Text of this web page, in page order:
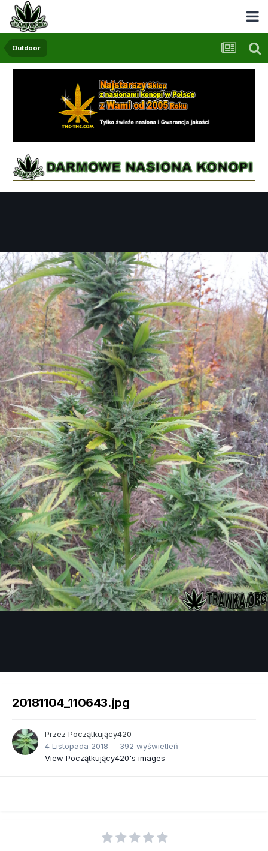
Outdoor
20181104_110643.jpg
Przez Początkujący420
4 Listopada 2018
392 wyświetleń
View Początkujący420's images